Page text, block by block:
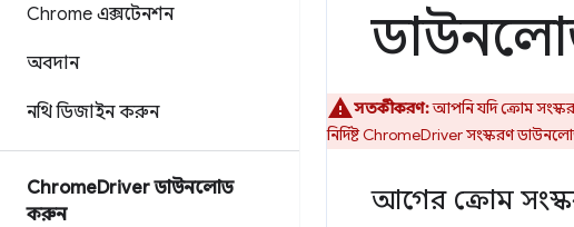
Chrome এক্সটেনশন
অবদান
নথি ডিজাইন করুন
ChromeDriver ডাউনলোড
করুন
সতর্কীকরণ:আপনি যদি ক্রোম
নির্দিষ্ট ChromeDriver সংস্করণ
আগের ক্রোম